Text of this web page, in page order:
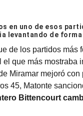
en uno de esos
levantando de
de los partidos más
que más mostraba
Miramar mejoró con
45, Matonte
Bittencourt